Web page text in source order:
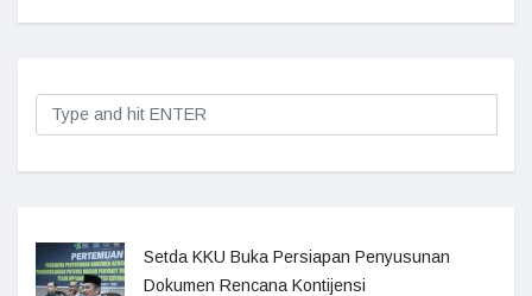
Setda KKU Buka Persiapan Penyusunan
Dokumen Rencana Kontijensi